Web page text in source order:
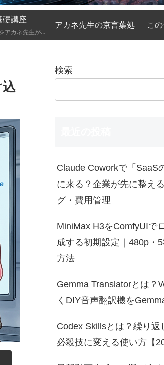
礎講座
AIの基礎講座をアカネ先生が優しく、時には厳しく京都弁で解説してくれるコーナーです。
アカネ先生の京言葉処 こ
検索
Claude Coworkで「SaaS
に来る？企業が先に整え
グ・費用管理
MiniMax H3をComfyUIで
成する初期設定｜480p・
方法
Gemma Translatorとは？
くDIY音声翻訳機を
Codex Skillsとは？繰り返
必殺技に変える使い方【